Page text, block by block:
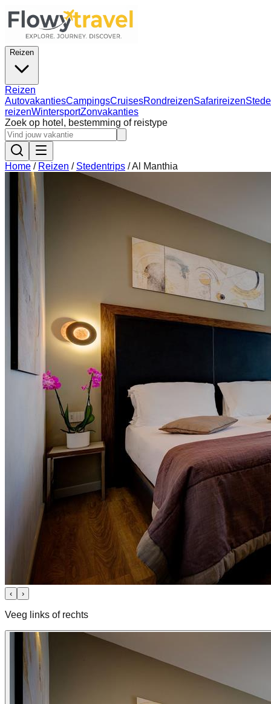
Reizen
Reizen
AutovakantiesCampingsCruisesRondreizenSafarireizen
reizenWintersportZonvakanties
Zoek op hotel, bestemming of reistype
Home / Reizen / Stedentrips /Al Manthia
‹ ›
Veeg links of rechts